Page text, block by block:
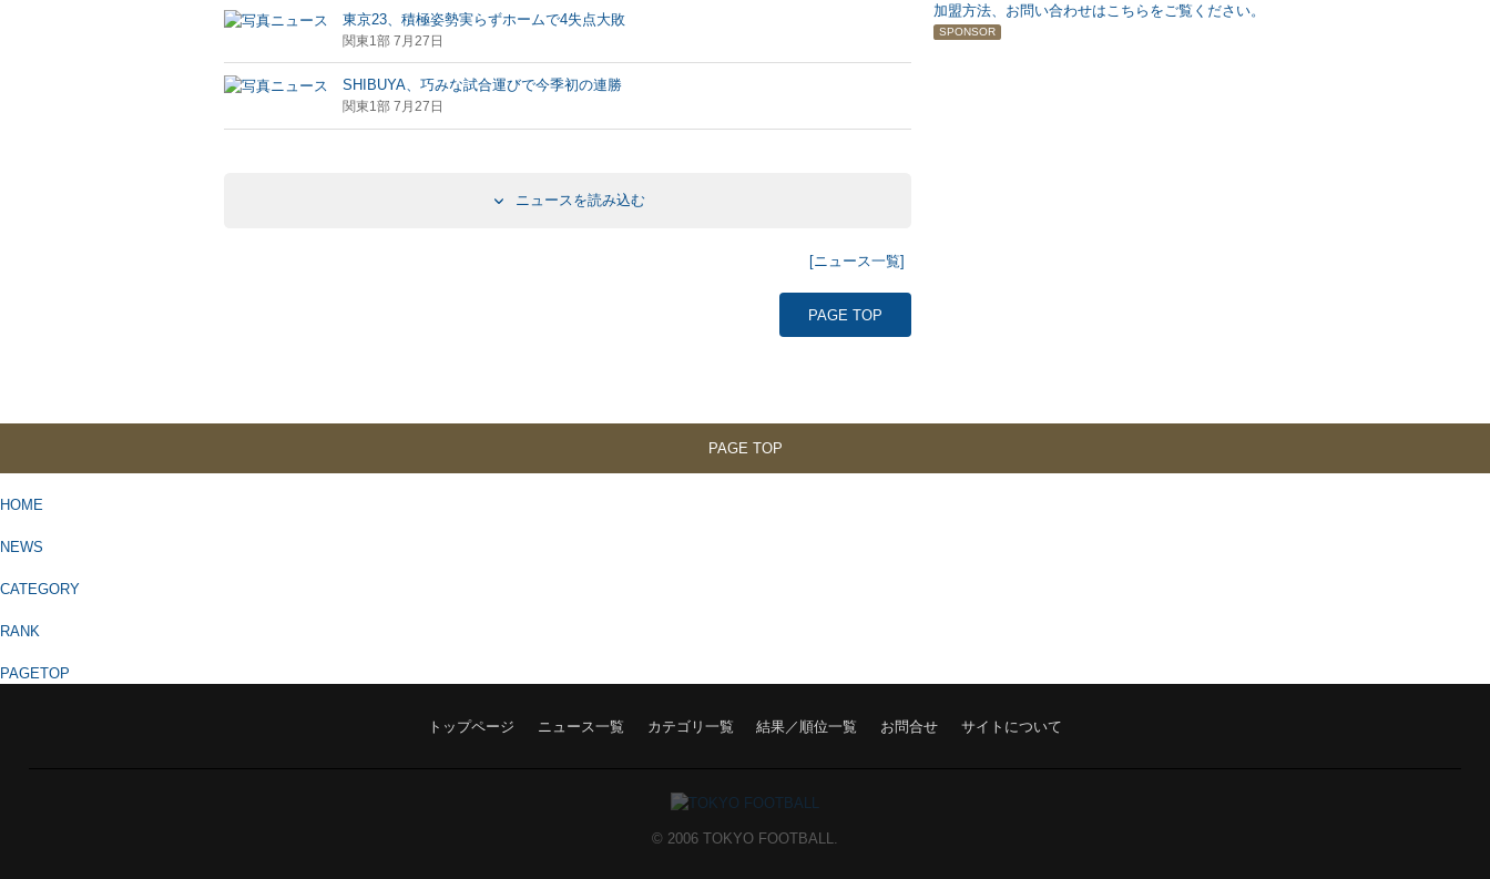
東京23、積極姿勢実らずホームで4失点大敗
関東1部 7月27日
SHIBUYA、巧みな試合運びで今季初の連勝
関東1部 7月27日
ニュースを読み込む
[ニュース一覧]
PAGE TOP
加盟方法、お問い合わせはこちらをご覧ください。
SPONSOR
PAGE TOP
HOME
NEWS
CATEGORY
RANK
PAGETOP
トップページ ニュース一覧 カテゴリ一覧 結果／順位一覧 お問合せ サイトについて
© 2006 TOKYO FOOTBALL.